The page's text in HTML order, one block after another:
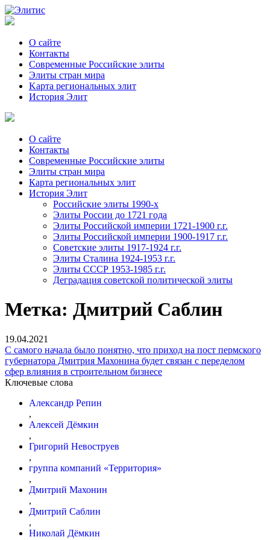
О сайте
Контакты
Современные Российские элиты
Элиты стран мира
Kартa региональных элит
История Элит
О сайте
Контакты
Современные Российские элиты
Элиты стран мира
Картa региональных элит
История Элит
Российские элиты 1990-х
Элиты России до 1721 года
Элиты Российской империи 1721-1900 г.г.
Элиты Российской империи 1900-1917 г.г.
Советские элиты 1917-1924 г.г.
Элиты Сталина 1924-1953 г.г.
Элиты СССР 1953-1985 г.г.
Деградация советской политической элиты
Метка: Дмитрий Саблин
19.04.2021
С самого начала было понятно, что приход на пост пермского
губернатора Дмитрия Махонина будет связан с переделом
сфер влияния в строительном бизнесе
Ключевые слова
Александр Репин
,
Алексей Дёмкин
,
Григорий Невоструев
,
группа компаний «Территория»
,
Дмитрий Махонин
,
Дмитрий Саблин
,
Николай Дёмкин